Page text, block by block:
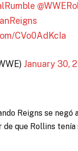
CVo0AdKcIa
January 30,
Reigns se negó
que Rollins tenía